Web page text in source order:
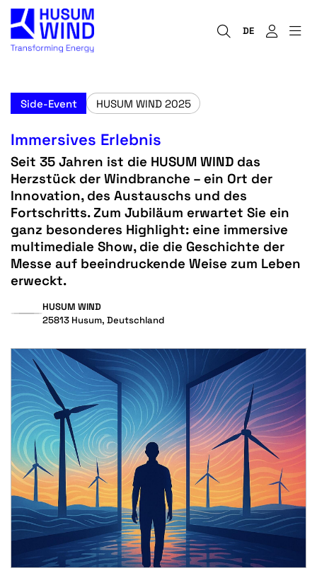
DE
Side-Event HUSUM WIND 2025
Immersives Erlebnis
Seit 35 Jahren ist die HUSUM WIND das
Herzstück der Windbranche – ein Ort der
Innovation, des Austauschs und des
Fortschritts. Zum Jubiläum erwartet Sie ein
ganz besonderes Highlight: eine immersive
multimediale Show, die die Geschichte der
Messe auf beeindruckende Weise zum Leben
erweckt.
HUSUM WIND
25813 Husum, Deutschland